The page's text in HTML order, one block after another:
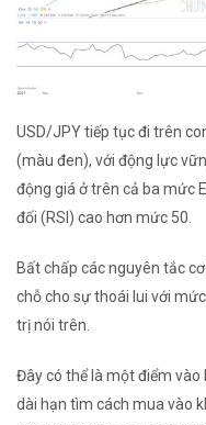
USD/JPY tiếp tục đi trên
(màu đen), với động lực
động giá ở trên cả ba mức
đối (RSI) cao hơn mức 50.
Bất chấp các nguyên tắc
chỗ cho sự thoái lui với mức
trị nói trên.
Đây có thể là một điểm
dài hạn tìm cách mua vào